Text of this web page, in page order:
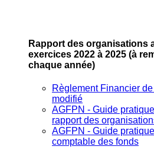
Rapport des organisations
exercices 2022 à 2025 (à
chaque année)
Règlement Financier
modifié
AGFPN ‐ Guide
rapport des
AGFPN ‐ Guide
comptable des fonds